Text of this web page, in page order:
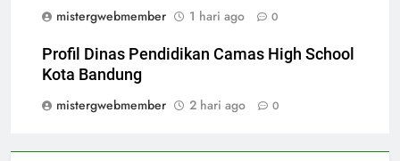
mistergwebmember
1 hari ago 0
Profil Dinas Pendidikan Camas High School
Kota Bandung
mistergwebmember
2 hari ago 0